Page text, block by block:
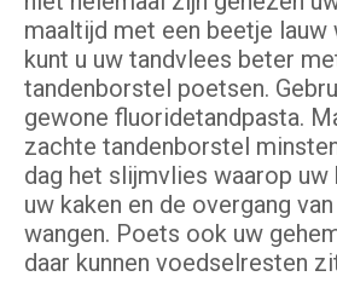
maaltijd met een beetje lauw
kunt u uw tandvlees beter
tandenborstel poetsen.
gewone fluoridetandpasta.
zachte tandenborstel
dag het slijmvlies waarop
uw kaken en de overgang
wangen. Poets ook uw
daar kunnen voedselresten